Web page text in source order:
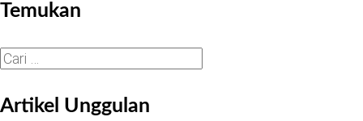
Temukan
Cari
Artikel Unggulan